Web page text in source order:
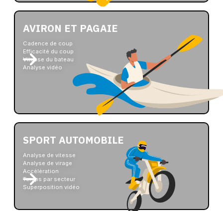
AVIRON ET PAGAIE
Cadence de coup
Efficacité du coup
Vitesse du bateau
Analyse vidéo
SPORT AUTOMOBILE
Analyse de vitesse
Analyse de virage
Accélération
Temps par secteur
Superposition vidéo